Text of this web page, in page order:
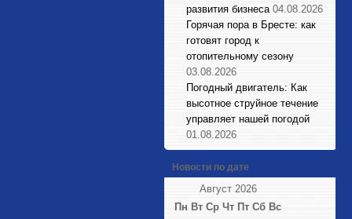
развития бизнеса 04.08.2026
Горячая пора в Бресте: как
готовят город к
отопительному сезону
03.08.2026
Погодный двигатель: Как
высотное струйное течение
управляет нашей погодой
01.08.2026
Новости по дате
Август 2026
Пн Вт Ср Чт Пт Сб Вс